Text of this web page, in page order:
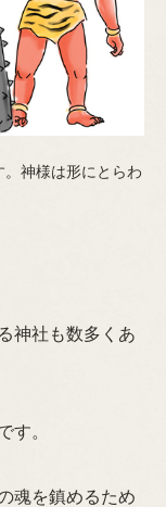
神様は形にとらわ
神社も数多くあ
す。
魂を鎮めるため